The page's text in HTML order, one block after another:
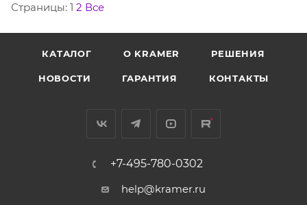
Страницы: 1 2 Все
КАТАЛОГ O KRAMER РЕШЕНИЯ
НОВОСТИ ГАРАНТИЯ КОНТАКТЫ
+7-495-780-0302
help@kramer.ru